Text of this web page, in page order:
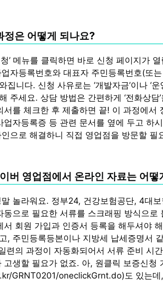
정은 어떻게 되나요?
’ 메뉴를 클릭하면 바로 신청 페이지가
자등록번호와 대표자 주민등록번호(또
집니다. 신청 사유로는 ‘개발자금’이나 ‘
주세요. 상담 방법은 간편하게 ‘전화상담
서를 체크한 후 제출하면 끝! 이 과정에서
업자등록증 등 관련 문서를 옆에 두고 하
으로 해결하니 직접 영업점을 방문할 필
버 영업점에서 온라인 자료는 어떻
놀라워요. 정부24, 건강보험공단, 4대
동으로 필요한 서류를 스크래핑 방식으로
서 회원 가입과 인증서 등록을 해두셔야
, 주민등록등본이나 지방세 납세증명서
련의 과정이 자동화되어서 서류 준비 시
고생할 필요가 없죠. 아, 원클릭 보증신청
GRNT0201/oneclickGrnt.do)도 있는데